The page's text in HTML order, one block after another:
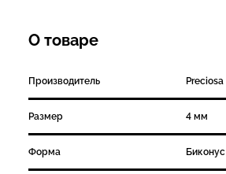
О товаре
Производитель Preciosa
Размер 4 мм
Форма Биконус